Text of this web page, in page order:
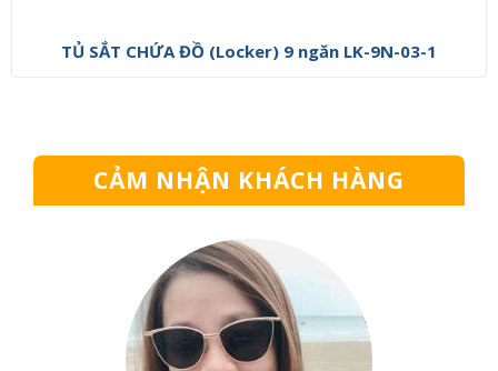
TỦ SẮT CHỨA ĐỒ (Locker) 9 ngăn LK-9N-03-1
CẢM NHẬN KHÁCH HÀNG